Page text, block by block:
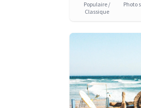
Populaire /
Classique
Photo